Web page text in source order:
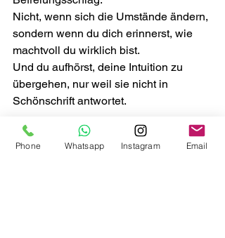
Nicht, wenn sich die Umstände ändern,
sondern wenn du dich erinnerst, wie
machtvoll du wirklich bist.
Und du aufhörst, deine Intuition zu
übergehen, nur weil sie nicht in
Schönschrift antwortet.
Fazit:
Phone Whatsapp Instagram Email